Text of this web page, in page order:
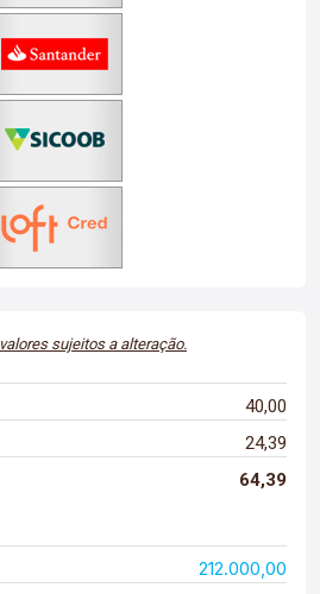
valores sujeitos a alteração.
40,00
24,39
64,39
212.000,00